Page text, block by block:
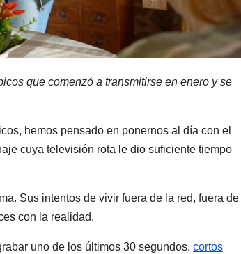
que comenzó a transmitirse en enero y se
hemos pensado en ponernos al día con el
cuya televisión rota le dio suficiente tiempo
Sus intentos de vivir fuera de la red, fuera de
con la realidad.
uno de los últimos 30 segundos. cortos